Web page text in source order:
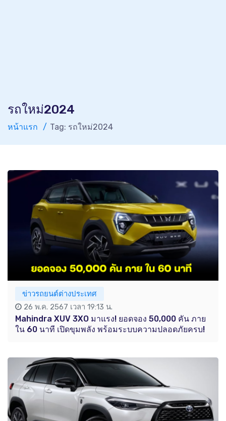
รถใหม่2024
หน้าแรก Tag: รถใหม่2024
ข่าวรถยนต์ต่างประเทศ
26 พ.ค. 2567 เวลา 19:13 น.
Mahindra XUV 3XO มาแรง! ยอดจอง 50,000 คัน ภาย
ใน 60 นาที เปิดขุมพลัง พร้อมระบบความปลอดภัยครบ!